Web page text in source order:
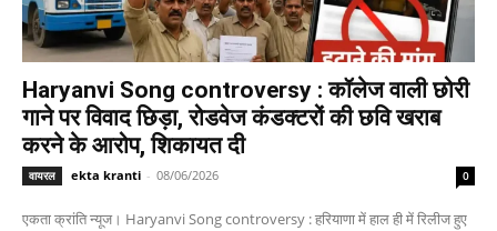
Haryanvi Song controversy : कॉलेज वाली छोरी
गाने पर विवाद छिड़ा, रोडवेज कंडक्टरों की छवि खराब
करने के आरोप, शिकायत दी
वायरल ekta kranti - 08/06/2026 0
एकता क्रांति न्यूज। Haryanvi Song controversy : हरियाणा में हाल ही में रिलीज हुए